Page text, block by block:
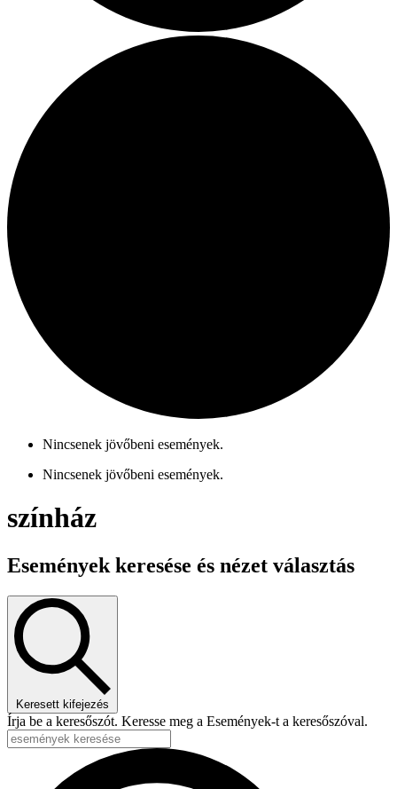
Nincsenek jövőbeni események.
Nincsenek jövőbeni események.
színház
Események keresése és nézet választás
Keresett kifejezés
Írja be a keresőszót. Keresse meg a Események-t a keresőszóval.